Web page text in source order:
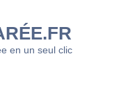
en un seul clic